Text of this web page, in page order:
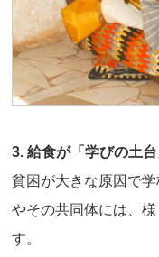
3. 給食が「学びの土
貧困が大きな原因で
やその共同体には、
す。